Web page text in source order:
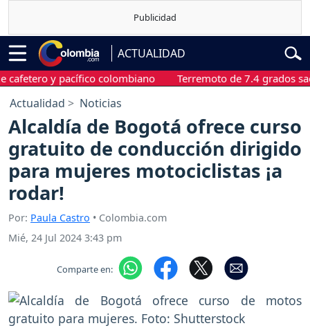
ACTUALIDAD
y pacífico colombiano Terremoto de 7.4 grados
Actualidad Noticias
Alcaldía de Bogotá ofrece curso
gratuito de conducción dirigido
para mujeres motociclistas ¡a
rodar!
Por: Paula Castro • Colombia.com
Mié, 24 Jul 2024 3:43 pm
Comparte en: